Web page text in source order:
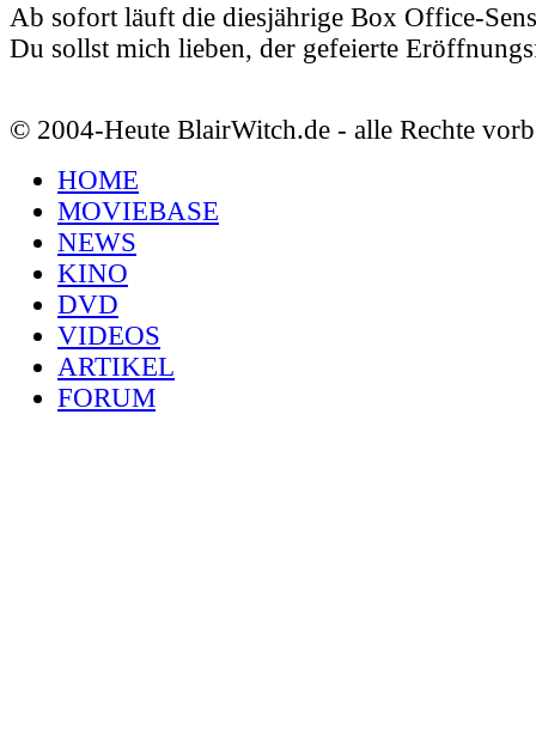
Ab sofort läuft die diesjährige Box Office-
Du sollst mich lieben, der gefeierte
© 2004-Heute BlairWitch.de - alle Rechte
HOME
MOVIEBASE
NEWS
KINO
DVD
VIDEOS
ARTIKEL
FORUM